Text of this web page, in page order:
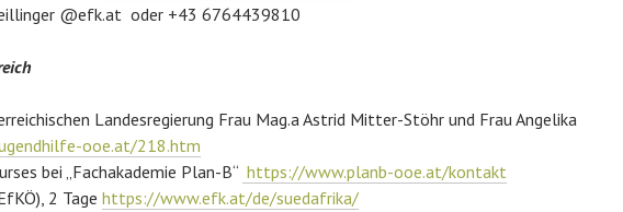
@efk.at oder +43 6764439810
Landesregierung Frau Mag.a Astrid Mitter-Stöhr und Frau Angelika
ooe.at/218.htm
bei „Fachakademie Plan-B“ https://www.planb-ooe.at/kontakt
2 Tage https://www.efk.at/de/suedafrika/